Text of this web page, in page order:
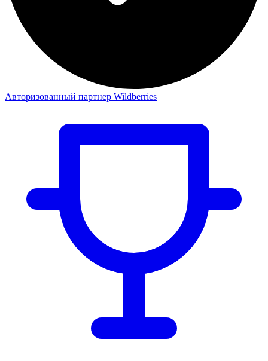
Авторизованный партнер Wildberries